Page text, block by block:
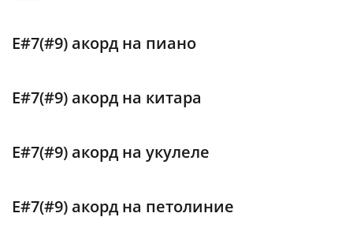
Italiano
日本語
Polski
E#7(#9) акорд на пиано
E#7(#9) акорд на китара
E#7(#9) акорд на укулеле
E#7(#9) акорд на петолиние